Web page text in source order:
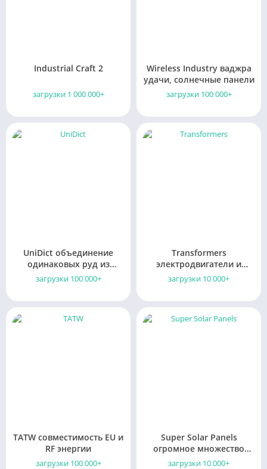
Industrial Craft 2
загрузки 1 000 000+
Wireless Industry ваджра
удачи, солнечные панели
загрузки 100 000+
UniDict объединение
одинаковых руд из
разных модов
загрузки 100 000+
Transformers
электродвигатели и
пневматические
генераторы
загрузки 10 000+
TATW совместимость EU и
RF энергии
загрузки 100 000+
Super Solar Panels
огромное множество
солнечных панелей
загрузки 10 000+